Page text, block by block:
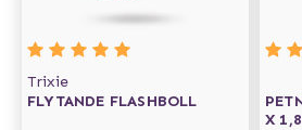
Trixie
FLYTANDE FLASHBOLL
X